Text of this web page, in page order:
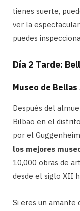
tienes suerte,
ver la
puedes
Día 2 Tarde:
Museo de
Después del
Bilbao en el
por el
los mejores
10,000 obras de
desde el siglo XII
Si eres un amante